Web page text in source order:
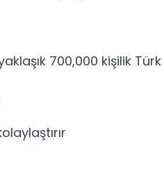
700,000 kişilik Türk